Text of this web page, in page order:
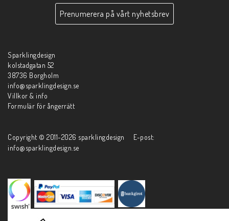
Prenumerera på vårt nyhetsbrev
Sparklingdesign
kolstadgatan 52
38736 Borgholm
info@sparklingdesign.se
Villkor & info
Formulär för ångerrätt
Copyright © 2011-2026 sparklingdesign E-post:
info@sparklingdesign.se